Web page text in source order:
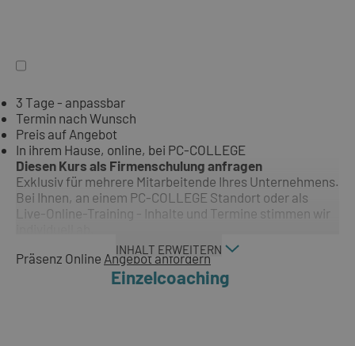
3 Tage - anpassbar
Termin nach Wunsch
Preis auf Angebot
In ihrem Hause, online, bei PC-COLLEGE
Diesen Kurs als Firmenschulung anfragen
Exklusiv für mehrere Mitarbeitende Ihres Unternehmens.
Bei Ihnen, an einem PC-COLLEGE Standort oder als
Live-Online-Training - Inhalte und Termine stimmen wir
INHALT ERWEITERN
Präsenz Online Angebot anfordern
Einzelcoaching